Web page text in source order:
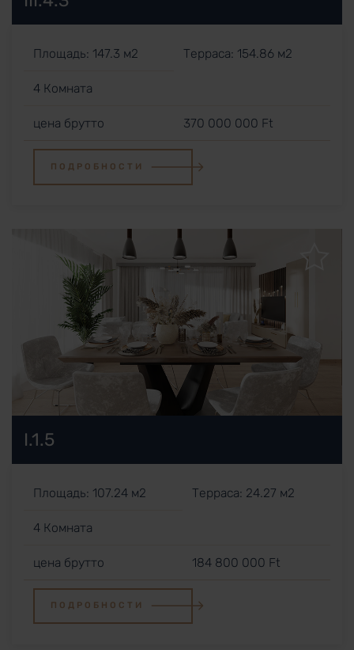
Площадь: 147.3 м2 Терраса: 154.86 м2
4 Комната
цена брутто 370 000 000 Ft
ПОДРОБНОСТИ
I.1.5
Площадь: 107.24 м2 Терраса: 24.27 м2
4 Комната
цена брутто 184 800 000 Ft
ПОДРОБНОСТИ